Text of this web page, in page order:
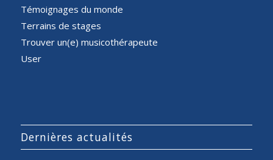
Témoignages du monde
Terrains de stages
Trouver un(e) musicothérapeute
User
Dernières actualités